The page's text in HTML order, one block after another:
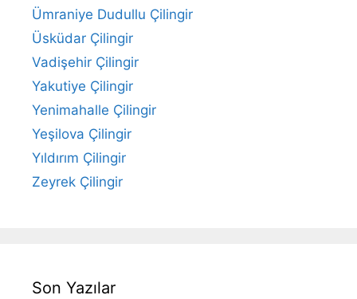
Ümraniye Dudullu Çilingir
Üsküdar Çilingir
Vadişehir Çilingir
Yakutiye Çilingir
Yenimahalle Çilingir
Yeşilova Çilingir
Yıldırım Çilingir
Zeyrek Çilingir
Son Yazılar